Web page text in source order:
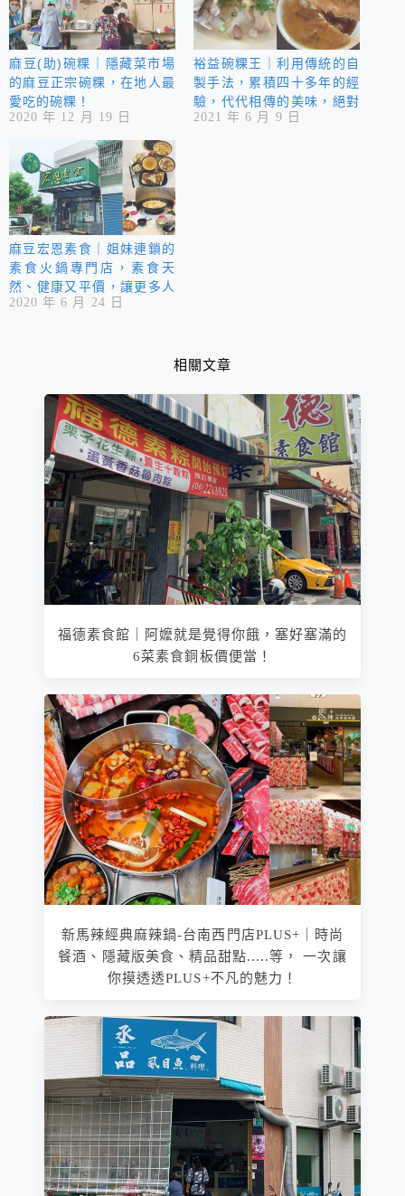
麻豆(助)碗粿｜隱藏菜市場
的麻豆正宗碗粿，在地人最
愛吃的碗粿！
2020 年 12 月 19 日
裕益碗粿王｜利用傳統的自
製手法，累積四十多年的經
驗，代代相傳的美味，絕對
值得你來品嚐！
2021 年 6 月 9 日
麻豆宏恩素食｜姐妹連鎖的
素食火鍋專門店，素食天
然、健康又平價，讓更多人
有幾會参以救地球，減少環
2020 年 6 月 24 日
相關文章
福德素食館｜阿嬤就是覺得你餓，塞好塞滿的
6菜素食銅板價便當！
新馬辣經典麻辣鍋-台南西門店PLUS+｜時尚
餐酒、隱藏版美食、精品甜點.....等， 一次讓
你摸透透PLUS+不凡的魅力！